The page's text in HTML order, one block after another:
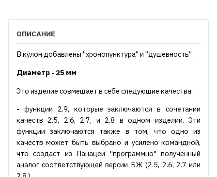
ОПИСАНИЕ
В кулон добавлены "хронопунктура" и "душевность".
Диаметр - 25 мм
Это изделие совмещает в себе следующие качества:
- функции 2.9, которые заключаются в сочетании
качеств 2.5, 2.6, 2.7, и 2.8 в одном изделии. Эти
функции заключаются также в том, что одно из
качеств может быть выбрано и усилено командной,
что создаст из Панацеи "программно" полученный
аналог соответствующей версии БЖ (2.5, 2.6, 2.7 или